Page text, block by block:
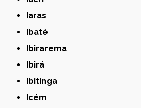
Iaras
Ibaté
Ibirarema
Ibirá
Ibitinga
Icém